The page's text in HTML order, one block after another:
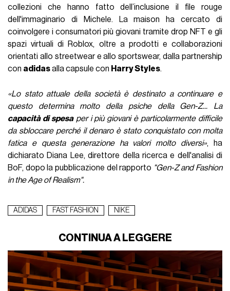
collezioni che hanno fatto dell’inclusione il file rouge
dell'immaginario di Michele. La maison ha cercato di
coinvolgere i consumatori più giovani tramite drop NFT e gli
spazi virtuali di Roblox, oltre a prodotti e collaborazioni
orientati allo streetwear e allo sportswear, dalla partnership
con adidasalla capsule con Harry Styles.
«Lo stato attuale della società è destinato a continuare e
questo determina molto della psiche della Gen-Z... La
capacità di spesaper i più giovani è particolarmente difficile
da sbloccare perché il denaro è stato conquistato con molta
fatica e questa generazione ha valori molto diversi», ha
dichiarato Diana Lee, direttore della ricerca e dell'analisi di
BoF, dopo la pubblicazione del rapporto "Gen-Z and Fashion
in the Age of Realism".
ADIDAS FAST FASHION NIKE
CONTINUA A LEGGERE